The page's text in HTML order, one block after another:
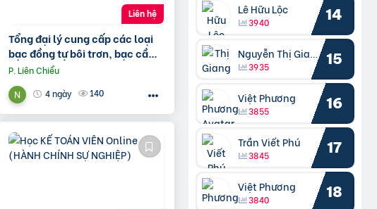
Tổng đại lý cung cấp các loại
bạc đồng tự bôi trơn, bạc cầu,
bạc Graphite
P. Liên Chiểu
4 ngày
140
Liên hệ Lê Hữu Lộc
3940 14
Nguyễn Thị Giang
3935 15
Việt Phương
3855 16
Trần Viết Phú
3845 17
Việt Phương
3840 18